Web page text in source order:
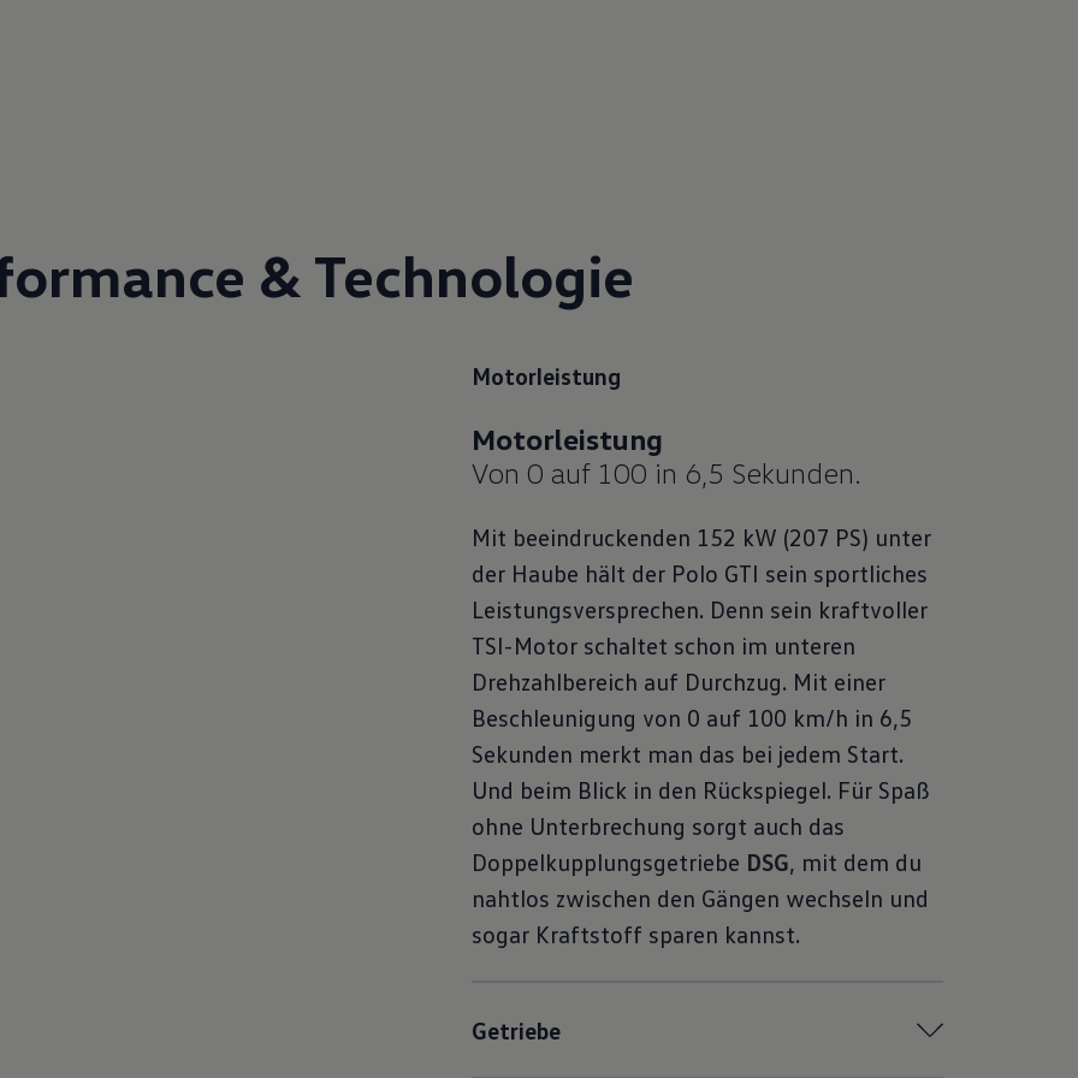
mance & Technologie
Motorleistung
Von 0 auf 100 in 6,5 Sekunden.
Mit beeindruckenden 152 kW (207 PS) unter
der Haube hält der Polo GTI sein sportliches
Leistungsversprechen. Denn sein kraftvoller
TSI-Motor schaltet schon im unteren
Drehzahlbereich auf Durchzug. Mit einer
Beschleunigung von 0 auf 100 km/h in 6,5
Sekunden merkt man das bei jedem Start.
Und beim Blick in den Rückspiegel. Für Spaß
ohne Unterbrechung sorgt auch das
Doppelkupplungsgetriebe DSG, mit dem du
nahtlos zwischen den Gängen wechseln und
sogar Kraftstoff sparen kannst.
Getriebe